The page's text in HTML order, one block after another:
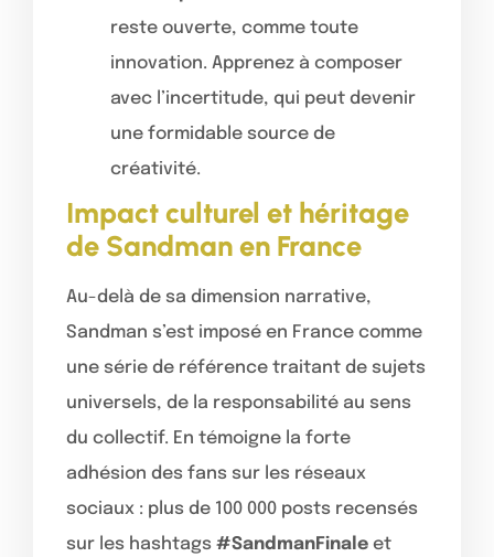
reste ouverte, comme toute
innovation. Apprenez à composer
avec l’incertitude, qui peut devenir
une formidable source de
créativité.
Impact culturel et héritage
de Sandman en France
Au-delà de sa dimension narrative,
Sandman s’est imposé en France comme
une série de référence traitant de sujets
universels, de la responsabilité au sens
du collectif. En témoigne la forte
adhésion des fans sur les réseaux
sociaux : plus de 100 000 posts recensés
sur les hashtags #SandmanFinale et